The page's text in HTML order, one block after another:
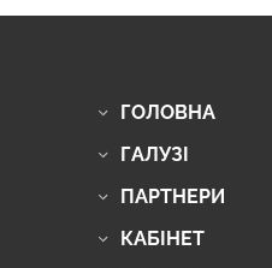
ГОЛОВНА
ГАЛУЗІ
ПАРТНЕРИ
КАБІНЕТ